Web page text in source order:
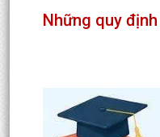
Những quy